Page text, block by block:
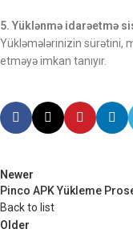
5. Yüklənmə idarəetmə
Yükləmələrinizin sürətini,
etməyə imkan tanıyır.
Newer
Pinco APK Yükleme
Back to list
Older